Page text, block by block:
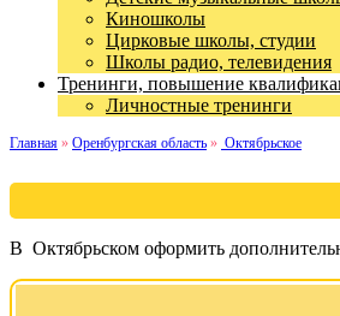
Киношколы
Цирковые школы, студии
Школы радио, телевидения
Тренинги, повышение
Личностные тренинги
Главная » Оренбургская область » Октябрьское
В Октябрьском оформить